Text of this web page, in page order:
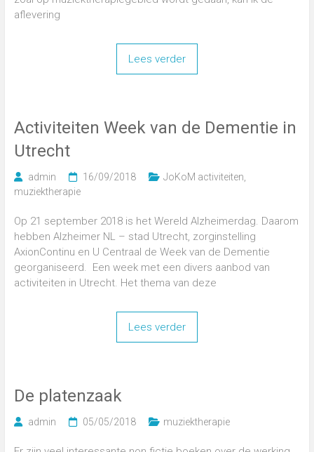
aflevering
Lees verder
Activiteiten Week van de Dementie in
Utrecht
admin 16/09/2018 JoKoM activiteiten
muziektherapie
Op 21 september 2018 is het Wereld Alzheimerdag. Daarom
hebben Alzheimer NL – stad Utrecht, zorginstelling
AxionContinu en U Centraal de Week van de Dementie
georganiseerd. Een week met een divers aanbod van
activiteiten in Utrecht. Het thema van deze
Lees verder
De platenzaak
admin 05/05/2018 muziektherapie